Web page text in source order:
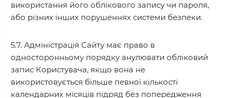
використання його облікового запису чи пароля,
або різних інших порушеннях системи безпеки.
5.7. Адміністрація Сайту має право в
односторонньому порядку анулювати обліковий
запис Користувача, якщо вона не
використовується більше певної кількості
календарних місяців підряд без попередження